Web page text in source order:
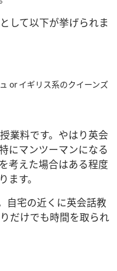
して以下が挙げられま
or イギリス系のクイーンズ
業料です。やはり英会
にマンツーマンになる
考えた場合はある程度
す。
自宅の近くに英会話教
だけでも時間を取られ